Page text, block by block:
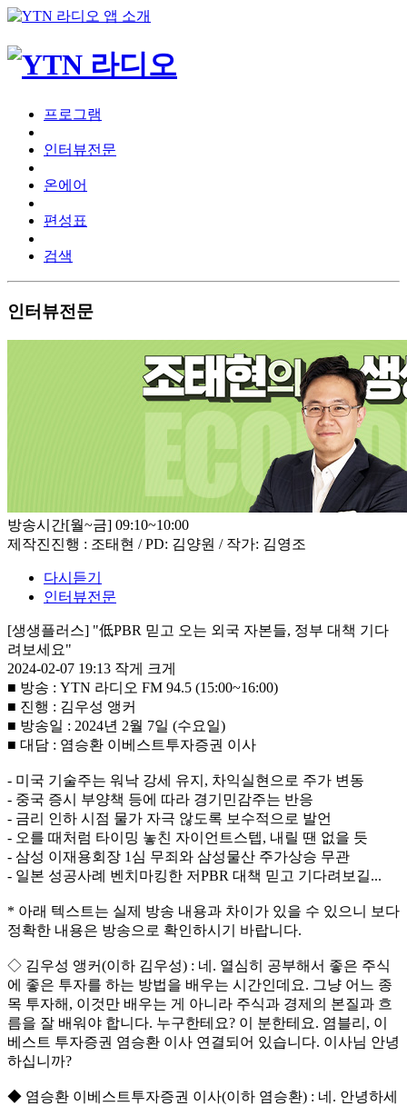
프로그램
인터뷰전문
온에어
편성표
검색
인터뷰전문
방송시간[월~금] 09:10~10:00
제작진진행 : 조태현 / PD: 김양원 / 작가: 김영조
다시듣기
인터뷰전문
[생생플러스] "低PBR 믿고 오는 외국 자본들, 정부 대책 기다
려보세요"
2024-02-07 19:13 작게
크게
■ 방송 : YTN 라디오 FM 94.5 (15:00~16:00)
■ 진행 : 김우성 앵커
■ 방송일 : 2024년 2월 7일 (수요일)
■ 대담 : 염승환 이베스트투자증권 이사
- 미국 기술주는 워낙 강세 유지, 차익실현으로 주가 변동
- 중국 증시 부양책 등에 따라 경기민감주는 반응
- 금리 인하 시점 물가 자극 않도록 보수적으로 발언
- 오를 때처럼 타이밍 놓친 자이언트스텝, 내릴 땐 없을 듯
- 삼성 이재용회장 1심 무죄와 삼성물산 주가상승 무관
- 일본 성공사례 벤치마킹한 저PBR 대책 믿고 기다려보길...
* 아래 텍스트는 실제 방송 내용과 차이가 있을 수 있으니 보다
정확한 내용은 방송으로 확인하시기 바랍니다.
◇ 김우성 앵커(이하 김우성) : 네. 열심히 공부해서 좋은 주식
에 좋은 투자를 하는 방법을 배우는 시간인데요. 그냥 어느 종
목 투자해, 이것만 배우는 게 아니라 주식과 경제의 본질과 흐
름을 잘 배워야 합니다. 누구한테요? 이 분한테요. 염블리, 이
베스트 투자증권 염승환 이사 연결되어 있습니다. 이사님 안녕
하십니까?
◆ 염승환 이베스트투자증권 이사(이하 염승환) : 네. 안녕하세